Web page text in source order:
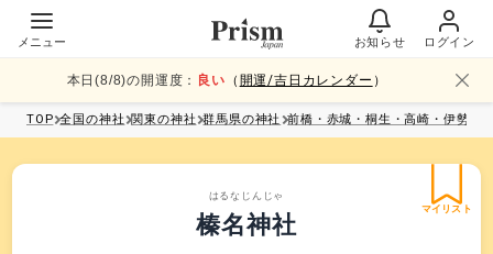
メニュー お知らせ ログイン
本日(8/8)の開運度： 良い （ 開運/吉日カレンダー ）
TOP 全国の神社 関東の神社 群馬県の神社 前橋・赤城・桐生・高崎・伊勢崎
マイリスト
はるなじんじゃ
榛名神社